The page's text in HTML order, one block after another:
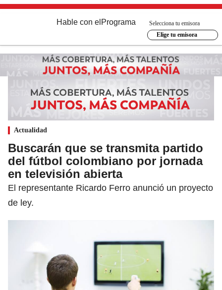
Hable con el Programa
Selecciona tu emisora
Elige tu emisora
Actualidad
Buscarán que se transmita partido
del fútbol colombiano por jornada
en televisión abierta
El representante Ricardo Ferro anunció un proyecto
de ley.